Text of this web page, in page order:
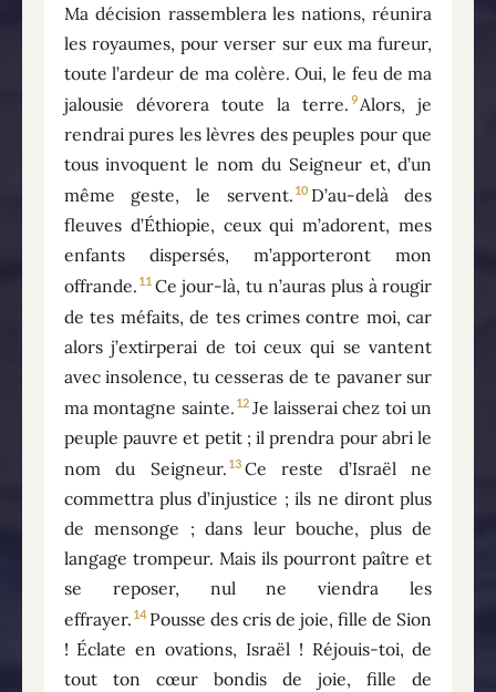
Ma décision rassemblera les nations, réunira
les royaumes, pour verser sur eux ma fureur,
toute l’ardeur de ma colère. Oui, le feu de ma
jalousie dévorera toute la terre. 9Alors, je
rendrai pures les lèvres des peuples pour que
tous invoquent le nom du Seigneur et, d’un
même geste, le servent. 10 D’au-delà des
fleuves d’Éthiopie, ceux qui m’adorent, mes
enfants dispersés, m’apporteront mon
offrande. 11 Ce jour-là, tu n’auras plus à rougir
de tes méfaits, de tes crimes contre moi, car
alors j’extirperai de toi ceux qui se vantent
avec insolence, tu cesseras de te pavaner sur
ma montagne sainte. 12 Je laisserai chez toi un
peuple pauvre et petit ; il prendra pour abri le
nom du Seigneur. 13 Ce reste d’Israël ne
commettra plus d’injustice ; ils ne diront plus
de mensonge ; dans leur bouche, plus de
langage trompeur. Mais ils pourront paître et
se reposer, nul ne viendra les
effrayer. 14 Pousse des cris de joie, fille de Sion
! Éclate en ovations, Israël ! Réjouis-toi, de
tout ton cœur bondis de joie, fille de